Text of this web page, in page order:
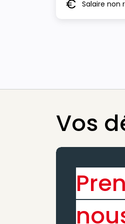
SalaireSalaire non
Vos